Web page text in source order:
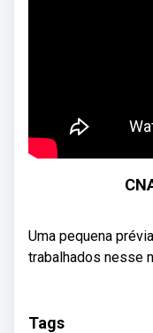
Uma pequena
trabalhados nesse
Tags